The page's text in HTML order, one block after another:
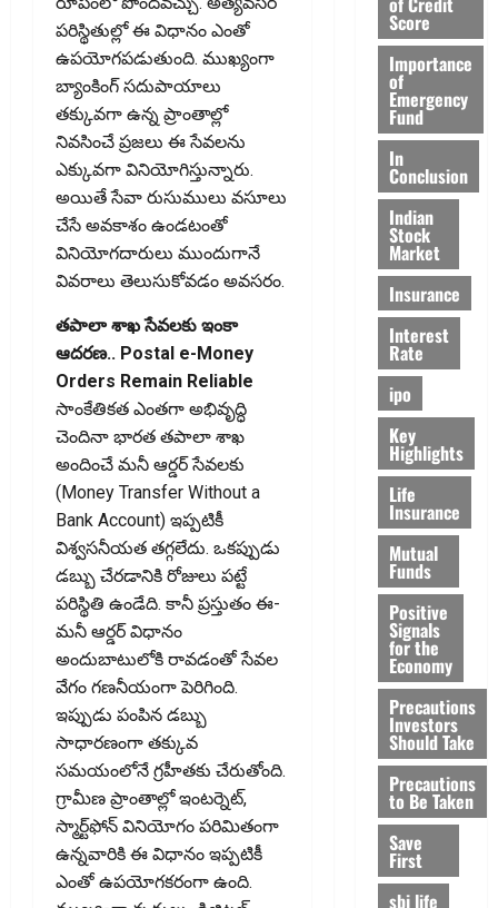
పరిస్థితుల్లో ఈ విధానం ఎంతో
ఉపయోగపడుతుంది. ముఖ్యంగా
బ్యాంకింగ్‌ సదుపాయాలు
తక్కువగా ఉన్న ప్రాంతాల్లో
నివసించే ప్రజలు ఈ సేవలను
ఎక్కువగా వినియోగిస్తున్నారు.
అయితే సేవా రుసుములు వసూలు
చేసే అవకాశం ఉండటంతో
వినియోగదారులు ముందుగానే
వివరాలు తెలుసుకోవడం అవసరం.
తపాలా శాఖ సేవలకు ఇంకా
ఆదరణ.. Postal e-Money
Orders Remain Reliable
సాంకేతికత ఎంతగా అభివృద్ధి
చెందినా భారత తపాలా శాఖ
అందించే మనీ ఆర్డర్‌ సేవలకు
(Money Transfer Without a
Bank Account) ఇప్పటికీ
విశ్వసనీయత తగ్గలేదు. ఒకప్పుడు
డబ్బు చేరడానికి రోజులు పట్టే
పరిస్థితి ఉండేది. కానీ ప్రస్తుతం ఈ-
మనీ ఆర్డర్‌ విధానం
అందుబాటులోకి రావడంతో సేవల
వేగం గణనీయంగా పెరిగింది.
ఇప్పుడు పంపిన డబ్బు
సాధారణంగా తక్కువ
సమయంలోనే గ్రహీతకు చేరుతోంది.
గ్రామీణ ప్రాంతాల్లో ఇంటర్నెట్‌,
స్మార్ట్‌ఫోన్‌ వినియోగం పరిమితంగా
ఉన్నవారికి ఈ విధానం ఇప్పటికీ
ఎంతో ఉపయోగకరంగా ఉంది.
Score
Importance
of
Emergency
Fund
In
Conclusion
Indian
Stock
Market
Insurance
Interest
Rate
ipo
Key
Highlights
Life
Insurance
Mutual
Funds
Positive
Signals
for the
Economy
Precautions
Investors
Should Take
Precautions
to Be Taken
Save
First
sbi life